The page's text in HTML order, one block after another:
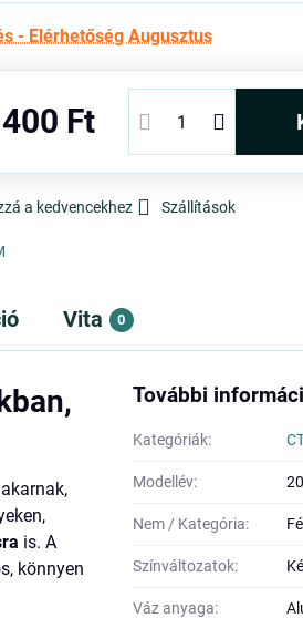
- Elérhetőség Augusztus
Ft
a kedvencekhez Szállítások
Vita 0
is. A
könnyen
További
Kategóriák:
Modellév:
Nem / Kategória:
Színváltozatok:
Váz anyaga: